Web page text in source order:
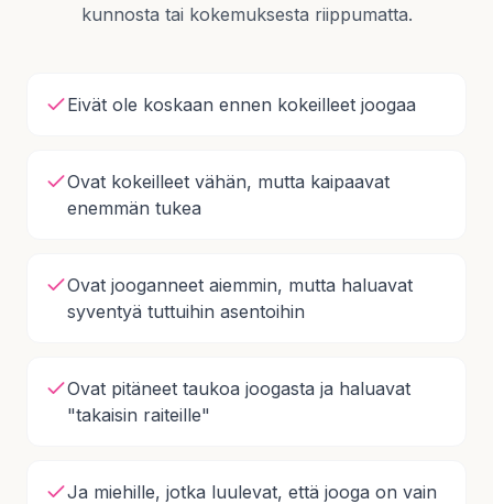
kunnosta tai kokemuksesta riippumatta.
Eivät ole koskaan ennen kokeilleet joogaa
Ovat kokeilleet vähän, mutta kaipaavat
enemmän tukea
Ovat jooganneet aiemmin, mutta haluavat
syventyä tuttuihin asentoihin
Ovat pitäneet taukoa joogasta ja haluavat
"takaisin raiteille"
Ja miehille, jotka luulevat, että jooga on vain